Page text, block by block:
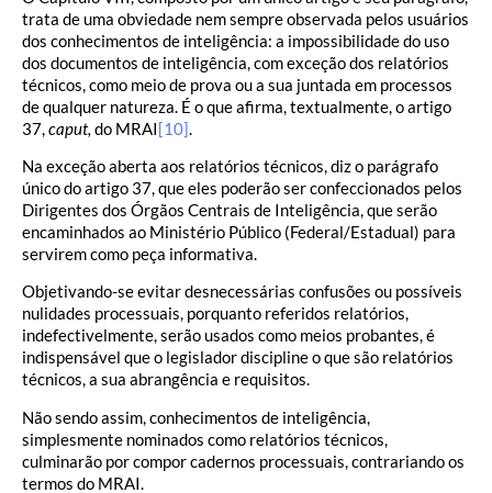
trata de uma obviedade nem sempre observada pelos usuários
dos conhecimentos de inteligência: a impossibilidade do uso
dos documentos de inteligência, com exceção dos relatórios
técnicos, como meio de prova ou a sua juntada em processos
de qualquer natureza. É o que afirma, textualmente, o artigo
37,caput, do MRAI[10].
Na exceção aberta aos relatórios técnicos, diz o parágrafo
único do artigo 37, que eles poderão ser confeccionados pelos
Dirigentes dos Órgãos Centrais de Inteligência, que serão
encaminhados ao Ministério Público (Federal/Estadual) para
servirem como peça informativa.
Objetivando-se evitar desnecessárias confusões ou possíveis
nulidades processuais, porquanto referidos relatórios,
indefectivelmente, serão usados como meios probantes, é
indispensável que o legislador discipline o que são relatórios
técnicos, a sua abrangência e requisitos.
Não sendo assim, conhecimentos de inteligência,
simplesmente nominados como relatórios técnicos,
culminarão por compor cadernos processuais, contrariando os
termos do MRAI.